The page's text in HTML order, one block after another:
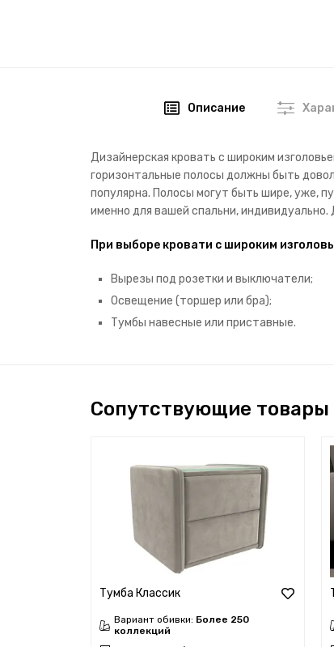
Описание
Дизайнерская кровать с широким
горизонтальные полосы должны быть
популярна. Полосы могут быть шире, уже,
именно для вашей спальни,
При выборе кровати с широким
Вырезы под розетки и выключатели;
Освещение (торшер или бра);
Тумбы навесные или приставные.
Сопутствующие товары
Тумба Классик
Вариант обивки: Более 250
коллекций